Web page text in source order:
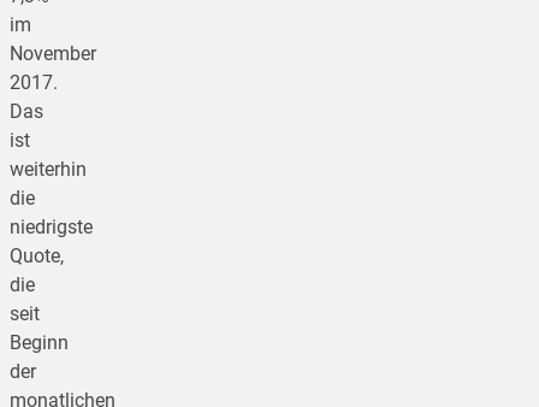
im
November
2017.
Das
ist
weiterhin
die
niedrigste
Quote,
die
seit
Beginn
der
monatlichen